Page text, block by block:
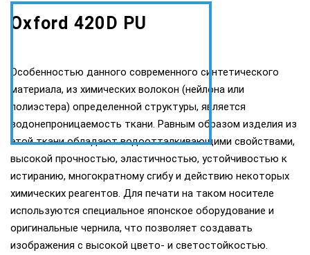
Oxford 420D PU
Особенностью данного современного синтетического
материала, из химических волокон (нейлона или
полиэстера) определенной структуры, является
водонепроницаемость ткани. Равным образом изделия из
этой ткани обладают водоотталкивающими свойствами,
высокой прочностью, эластичностью, устойчивостью к
истиранию, многократному сгибу и действию некоторых
химических реагентов. Для печати на таком носителе
используются специальное японское оборудование и
оригинальные чернила, что позволяет создавать
изображения с высокой цвето- и светостойкостью.